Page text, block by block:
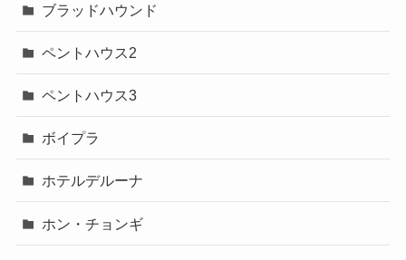
ブラッドハウンド
ペントハウス2
ペントハウス3
ボイプラ
ホテルデルーナ
ホン・チョンギ